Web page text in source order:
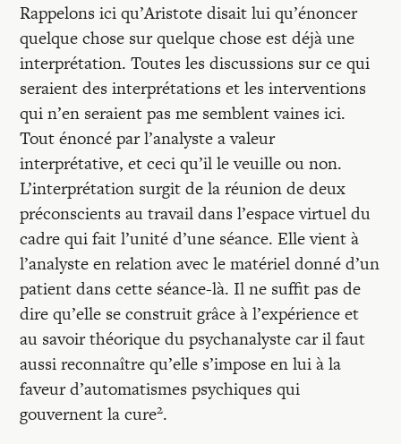
Rappelons ici qu’Aristote disait lui qu’énoncer
quelque chose sur quelque chose est déjà une
interprétation. Toutes les discussions sur ce qui
seraient des interprétations et les interventions
qui n’en seraient pas me semblent vaines ici.
Tout énoncé par l’analyste a valeur
interprétative, et ceci qu’il le veuille ou non.
L’interprétation surgit de la réunion de deux
préconscients au travail dans l’espace virtuel du
cadre qui fait l’unité d’une séance. Elle vient à
l’analyste en relation avec le matériel donné d’un
patient dans cette séance-là. Il ne suffit pas de
dire qu’elle se construit grâce à l’expérience et
au savoir théorique du psychanalyste car il faut
aussi reconnaître qu’elle s’impose en lui à la
faveur d’automatismes psychiques qui
gouvernent la cure2.